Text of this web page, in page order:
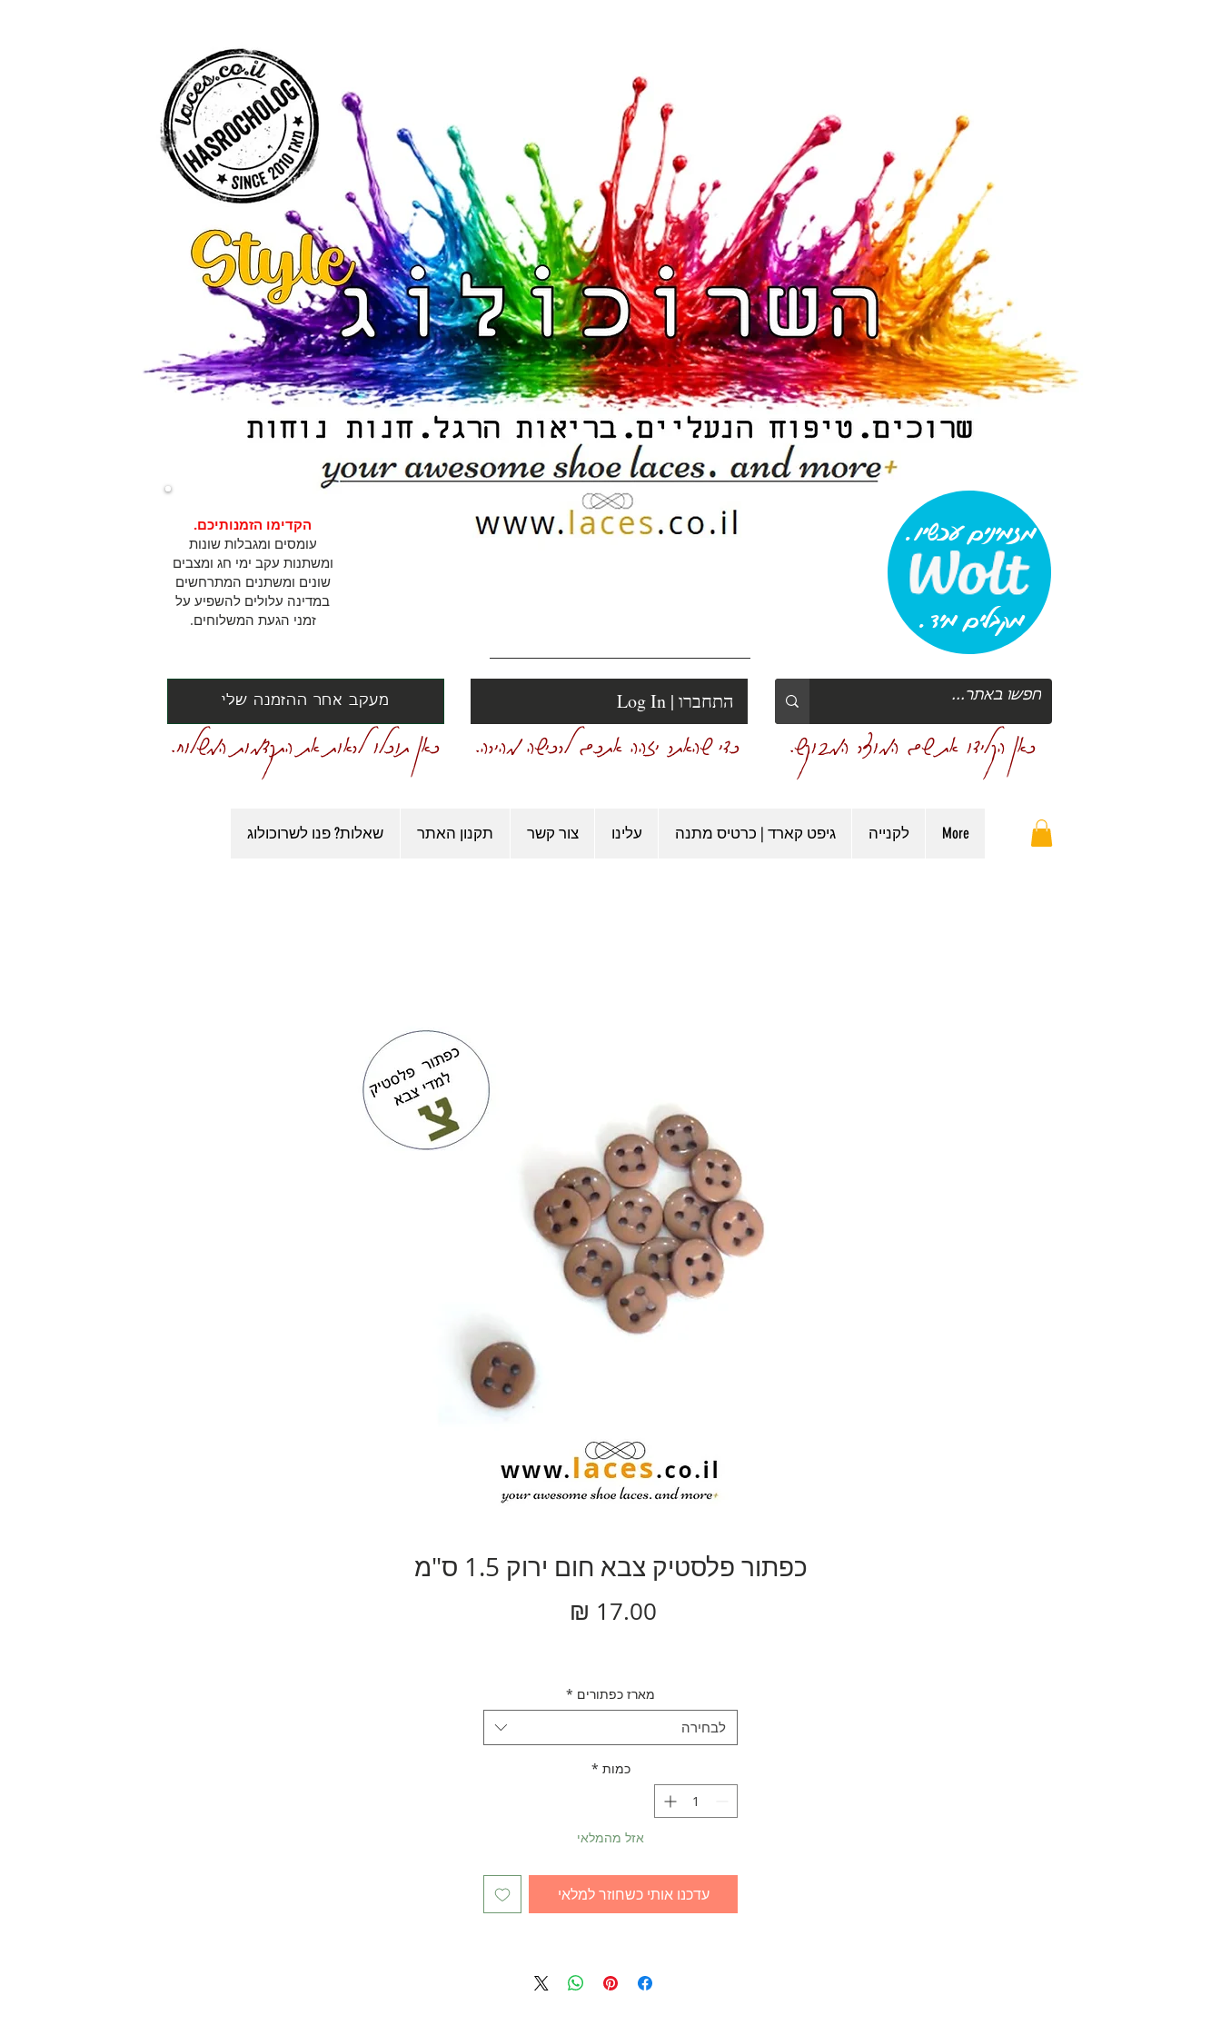
מזמינים עכשיו.
מקבלים מיד.
הקדימו הזמנותיכם.
עומסים ומגבלות שונות
ומשתנות עקב ימי חג ומצבים
שונים ומשתנים המתרחשים
במדינה עלולים להשפיע על
זמני הגעת המשלוחים.
מעקב אחר ההזמנה שלי
כאן תוכלו לראות את התקדמות המשלוח.
Log In | התחברו
כדי שהאתר יזהה אתכם לרכישה מהירה. כאן הקלידו את שם המוצר המבוקש.
שאלות? פנו לשרוכולוג תקנון האתר צור קשר עלינו גיפט קארד | כרטיס מתנה לקנייה More
כפתור פלסטיק צבא חום ירוק 1.5 ס"מ
מארז כפתורים *
לבחירה
כמות *
אזל מהמלאי
עדכנו אותי כשחוזר למלאי